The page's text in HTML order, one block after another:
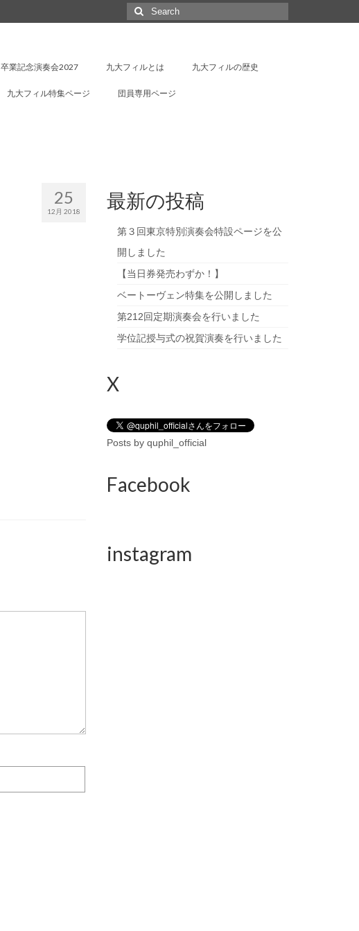
Search
for:
卒業記念演奏会2027 九大フィルとは 九大フィルの歴史
九大フィル特集ページ 団員専用ページ
25
12月 2018 最新の投稿
第３回東京特別演奏会特設ページを公
開しました
【当日券発売わずか！】
ベートーヴェン特集を公開しました
第212回定期演奏会を行いました
学位記授与式の祝賀演奏を行いました
X
Posts by quphil_official
Facebook
instagram